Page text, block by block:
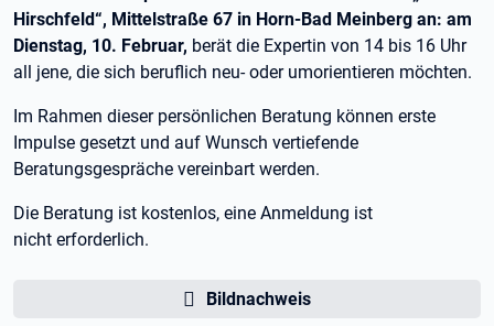
Hirschfeld“, Mittelstraße 67 in Horn-Bad Meinberg an: am
Dienstag, 10. Februar, berät die Expertin von 14 bis 16 Uhr
all jene, die sich beruflich neu- oder umorientieren möchten.
Im Rahmen dieser persönlichen Beratung können erste
Impulse gesetzt und auf Wunsch vertiefende
Beratungsgespräche vereinbart werden.
Die Beratung ist kostenlos, eine Anmeldung ist
nicht erforderlich.
Bildnachweis